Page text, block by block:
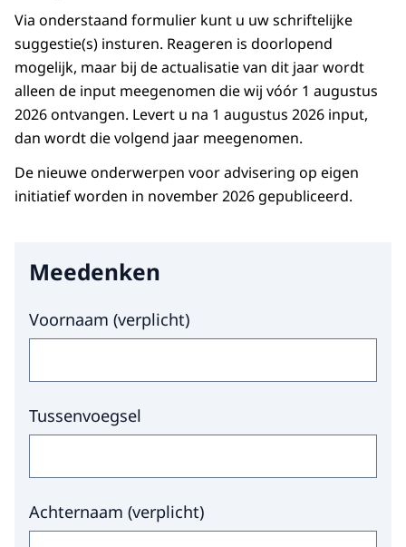
Via onderstaand formulier kunt u uw schriftelijke
suggestie(s) insturen. Reageren is doorlopend
mogelijk, maar bij de actualisatie van dit jaar wordt
alleen de input meegenomen die wij vóór 1 augustus
2026 ontvangen. Levert u na 1 augustus 2026 input,
dan wordt die volgend jaar meegenomen.
De nieuwe onderwerpen voor advisering op eigen
initiatief worden in november 2026 gepubliceerd.
Meedenken
Voornaam (verplicht)
Tussenvoegsel
Achternaam (verplicht)
Hier niets invullen a.u.b.